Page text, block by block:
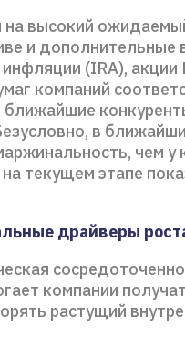
на высокий
и
(IRA),
компаний
ближайшие
в
чем у
текущем этапе
драйверы
компании
растущий